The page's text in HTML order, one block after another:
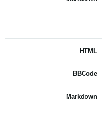
HTML
BBCode
Markdown